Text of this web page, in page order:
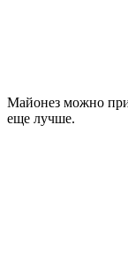
Майонез можно
еще лучше.